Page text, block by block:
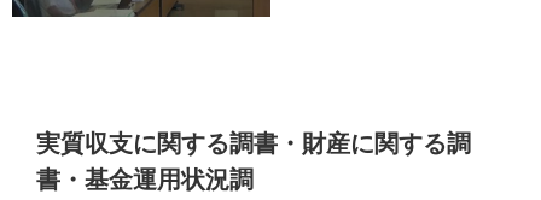
実質収支に関する調書・財産に関する調
書・基金運用状況調